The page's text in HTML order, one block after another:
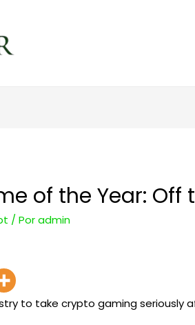
of the Year: Off
/ Poradmin
to take crypto gaming seriously